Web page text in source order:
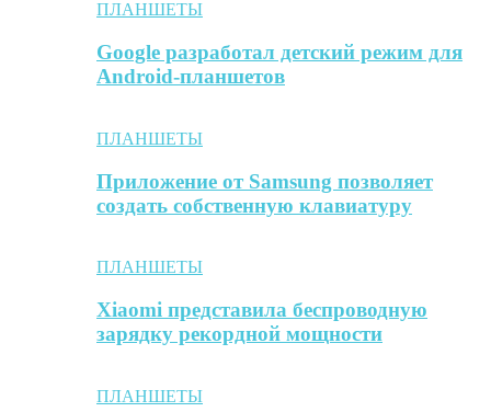
ПЛАНШЕТЫ
Google разработал детский режим для
Android-планшетов
ПЛАНШЕТЫ
Приложение от Samsung позволяет
создать собственную клавиатуру
ПЛАНШЕТЫ
Xiaomi представила беспроводную
зарядку рекордной мощности
ПЛАНШЕТЫ